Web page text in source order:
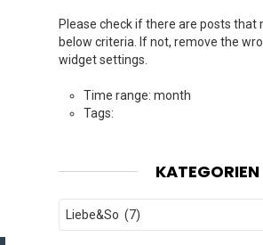
Please check if there are posts that
below criteria. If not, remove the
widget settings.
Time range: month
Tags:
KATEGORIEN
Kategorien